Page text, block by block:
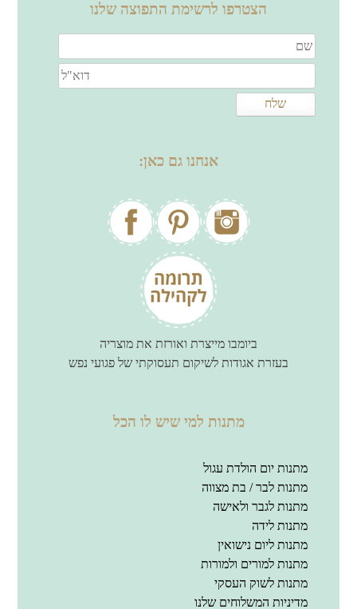
הצטרפו לרשימת התפוצה שלנו
אנחנו גם כאן:
ביומבו מייצרת ואורזת את מוצריה
בעזרת אגודות לשיקום תעסוקתי של פגועי נפש
מתנות למי שיש לו הכל
מתנות יום הולדת עגול
מתנות לבר / בת מצווה
מתנות לגבר ולאישה
מתנות לידה
מתנות ליום נישואין
מתנות למורים ולמורות
מתנות לשוק העסקי
מדיניות המשלוחים שלנו